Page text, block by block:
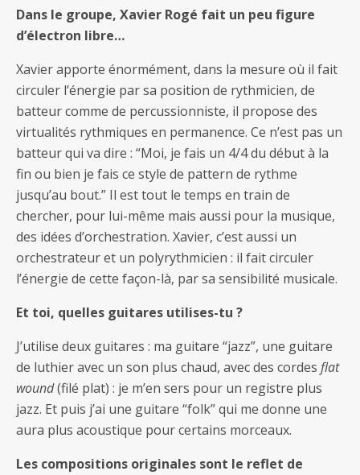
Dans le groupe, Xavier Rogé fait un peu figure
d’électron libre…
Xavier apporte énormément, dans la mesure où il fait
circuler l’énergie par sa position de rythmicien, de
batteur comme de percussionniste, il propose des
virtualités rythmiques en permanence. Ce n’est pas un
batteur qui va dire : “Moi, je fais un 4/4 du début à la
fin ou bien je fais ce style de pattern de rythme
jusqu’au bout.” Il est tout le temps en train de
chercher, pour lui-même mais aussi pour la musique,
des idées d’orchestration. Xavier, c’est aussi un
orchestrateur et un polyrythmicien : il fait circuler
l’énergie de cette façon-là, par sa sensibilité musicale.
Et toi, quelles guitares utilises-tu ?
J’utilise deux guitares : ma guitare “jazz”, une guitare
de luthier avec un son plus chaud, avec des cordes flat
wound(filé plat) : je m’en sers pour un registre plus
jazz. Et puis j’ai une guitare “folk” qui me donne une
aura plus acoustique pour certains morceaux.
Les compositions originales sont le reflet de